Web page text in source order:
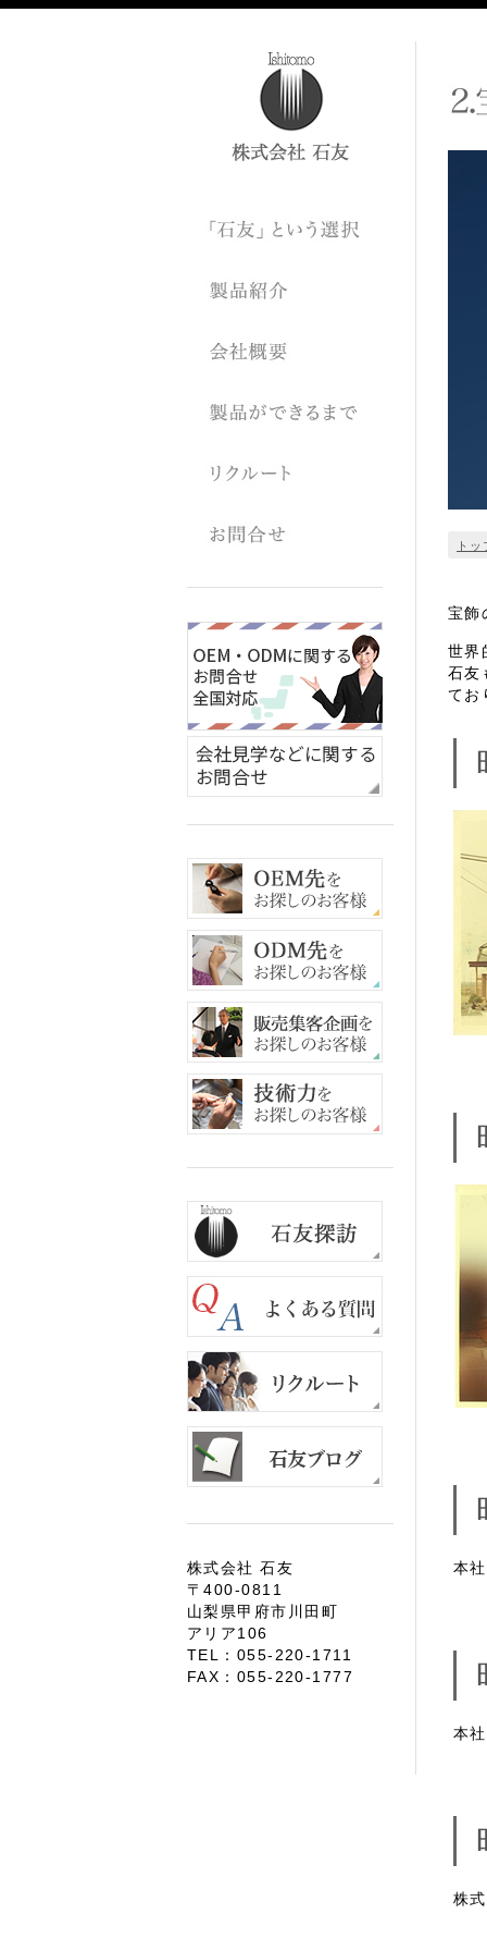
ト
宝飾
世界
石友
てお
本
本
株
株式会社 石友
〒400-0811
山梨県甲府市川田町
アリア106
TEL：055-220-1711
FAX：055-220-1777